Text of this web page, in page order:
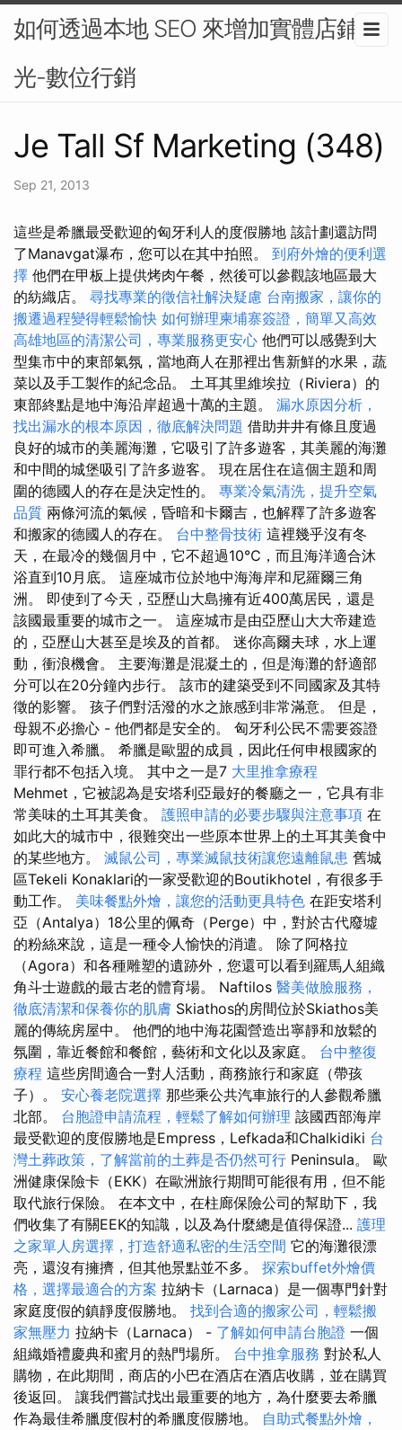
如何透過本地 SEO 來增加實體店鋪曝
光-數位行銷
Je Tall Sf Marketing (348)
Sep 21, 2013
這些是希臘最受歡迎的匈牙利人的度假勝地 該計劃還訪問
了Manavgat瀑布，您可以在其中拍照。 到府外燴的便利選
擇 他們在甲板上提供烤肉午餐，然後可以參觀該地區最大
的紡織店。 尋找專業的徵信社解決疑慮 台南搬家，讓你的
搬遷過程變得輕鬆愉快 如何辦理柬埔寨簽證，簡單又高效
高雄地區的清潔公司，專業服務更安心 他們可以感覺到大
型集市中的東部氣氛，當地商人在那裡出售新鮮的水果，蔬
菜以及手工製作的紀念品。 土耳其里維埃拉（Riviera）的
東部終點是地中海沿岸超過十萬的主題。 漏水原因分析，
找出漏水的根本原因，徹底解決問題 借助井井有條且度過
良好的城市的美麗海灘，它吸引了許多遊客，其美麗的海灘
和中間的城堡吸引了許多遊客。 現在居住在這個主題和周
圍的德國人的存在是決定性的。 專業冷氣清洗，提升空氣
品質 兩條河流的氣候，昏暗和卡爾吉，也解釋了許多遊客
和搬家的德國人的存在。 台中整骨技術 這裡幾乎沒有冬
天，在最冷的幾個月中，它不超過10℃，而且海洋適合沐
浴直到10月底。 這座城市位於地中海海岸和尼羅爾三角
洲。 即使到了今天，亞歷山大島擁有近400萬居民，還是
該國最重要的城市之一。 這座城市是由亞歷山大大帝建造
的，亞歷山大甚至是埃及的首都。 迷你高爾夫球，水上運
動，衝浪機會。 主要海灘是混凝土的，但是海灘的舒適部
分可以在20分鐘內步行。 該市的建築受到不同國家及其特
徵的影響。 孩子們對活潑的水之旅感到非常滿意。 但是，
母親不必擔心 - 他們都是安全的。 匈牙利公民不需要簽證
即可進入希臘。 希臘是歐盟的成員，因此任何申根國家的
罪行都不包括入境。 其中之一是7 大里推拿療程
Mehmet，它被認為是安塔利亞最好的餐廳之一，它具有非
常美味的土耳其美食。 護照申請的必要步驟與注意事項 在
如此大的城市中，很難突出一些原本世界上的土耳其美食中
的某些地方。 滅鼠公司，專業滅鼠技術讓您遠離鼠患 舊城
區Tekeli Konaklari的一家受歡迎的Boutikhotel，有很多手
動工作。 美味餐點外燴，讓您的活動更具特色 在距安塔利
亞（Antalya）18公里的佩奇（Perge）中，對於古代廢墟
的粉絲來說，這是一種令人愉快的消遣。 除了阿格拉
（Agora）和各種雕塑的遺跡外，您還可以看到羅馬人組織
角斗士遊戲的最古老的體育場。 Naftilos 醫美做臉服務，
徹底清潔和保養你的肌膚 Skiathos的房間位於Skiathos美
麗的傳統房屋中。 他們的地中海花園營造出寧靜和放鬆的
氛圍，靠近餐館和餐館，藝術和文化以及家庭。 台中整復
療程 這些房間適合一對人活動，商務旅行和家庭（帶孩
子）。 安心養老院選擇 那些乘公共汽車旅行的人參觀希臘
北部。 台胞證申請流程，輕鬆了解如何辦理 該國西部海岸
最受歡迎的度假勝地是Empress，Lefkada和Chalkidiki 台
灣土葬政策，了解當前的土葬是否仍然可行 Peninsula。 歐
洲健康保險卡（EKK）在歐洲旅行期間可能很有用，但不能
取代旅行保險。 在本文中，在柱廊保險公司的幫助下，我
們收集了有關EEK的知識，以及為什麼總是值得保證... 護理
之家單人房選擇，打造舒適私密的生活空間 它的海灘很漂
亮，還沒有擁擠，但其他景點並不多。 探索buffet外燴價
格，選擇最適合的方案 拉納卡（Larnaca）是一個專門針對
家庭度假的鎮靜度假勝地。 找到合適的搬家公司，輕鬆搬
家無壓力 拉納卡（Larnaca） - 了解如何申請台胞證 一個
組織婚禮慶典和蜜月的熱門場所。 台中推拿服務 對於私人
購物，在此期間，商店的小巴在酒店在酒店收購，並在購買
後返回。 讓我們嘗試找出最重要的地方，為什麼要去希臘
作為最佳希臘度假村的希臘度假勝地。 自助式餐點外燴，